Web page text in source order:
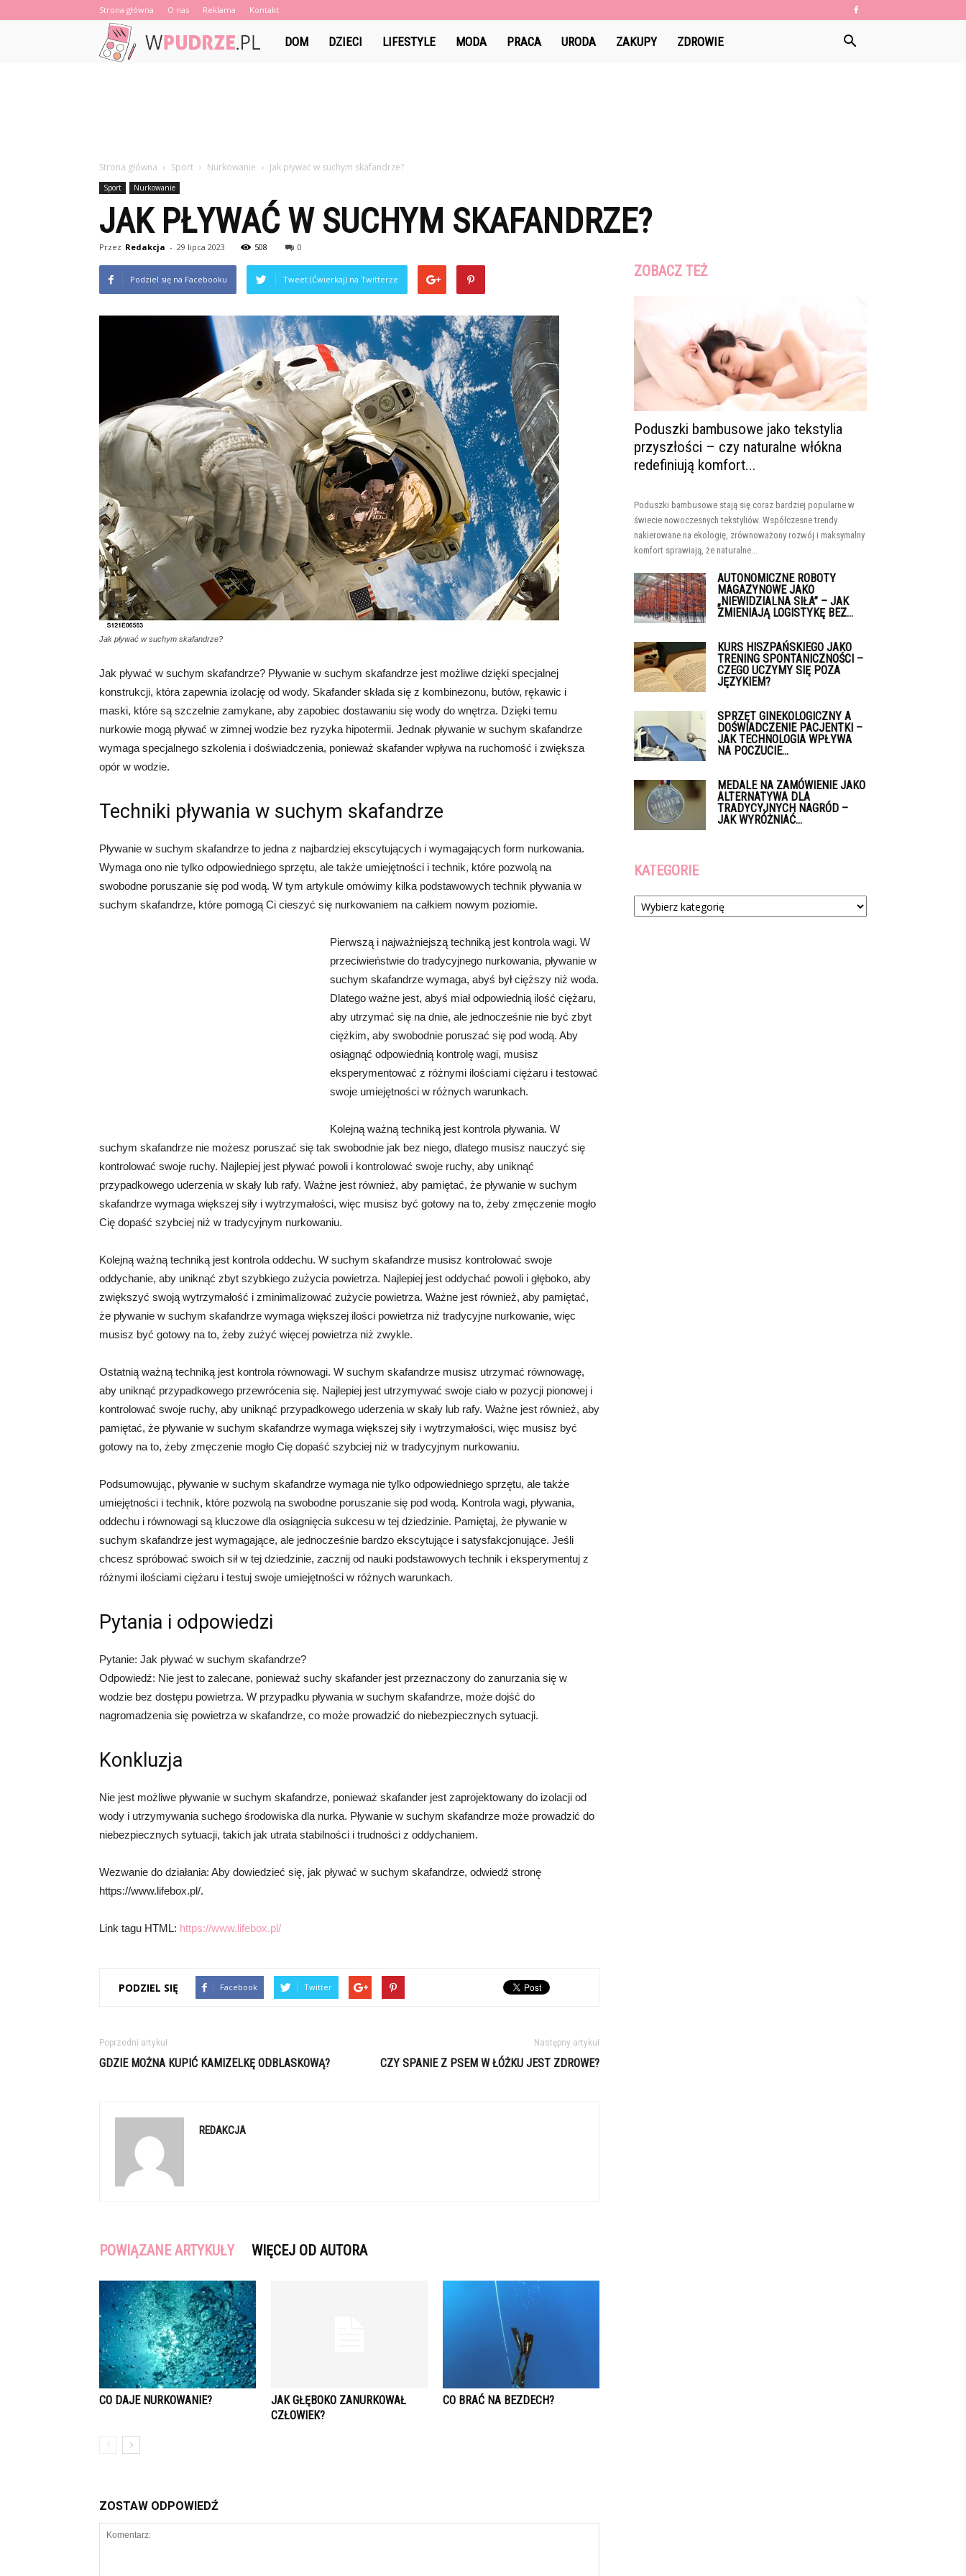
Strona główna O nas Reklama Kontakt
wPudrze.pl
DOM DZIECI LIFESTYLE MODA PRACA URODA ZAKUPY ZDROWIE
Strona główna Sport Nurkowanie Jak pływać w suchym skafandrze?
Sport Nurkowanie
JAK PŁYWAĆ W SUCHYM SKAFANDRZE?
Przez Redakcja - 29 lipca 2023 508 0
Podziel się na Facebooku Tweet (Ćwierkaj) na Twitterze
Jak pływać w suchym skafandrze?
Jak pływać w suchym skafandrze? Pływanie w suchym skafandrze jest możliwe dzięki specjalnej
konstrukcji, która zapewnia izolację od wody. Skafander składa się z kombinezonu, butów, rękawic i
maski, które są szczelnie zamykane, aby zapobiec dostawaniu się wody do wnętrza. Dzięki temu
nurkowie mogą pływać w zimnej wodzie bez ryzyka hipotermii. Jednak pływanie w suchym skafandrze
wymaga specjalnego szkolenia i doświadczenia, ponieważ skafander wpływa na ruchomość i zwiększa
opór w wodzie.
Techniki pływania w suchym skafandrze
Pływanie w suchym skafandrze to jedna z najbardziej ekscytujących i wymagających form nurkowania.
Wymaga ono nie tylko odpowiedniego sprzętu, ale także umiejętności i technik, które pozwolą na
swobodne poruszanie się pod wodą. W tym artykule omówimy kilka podstawowych technik pływania w
suchym skafandrze, które pomogą Ci cieszyć się nurkowaniem na całkiem nowym poziomie.
Pierwszą i najważniejszą techniką jest kontrola wagi. W
przeciwieństwie do tradycyjnego nurkowania, pływanie w
suchym skafandrze wymaga, abyś był cięższy niż woda.
Dlatego ważne jest, abyś miał odpowiednią ilość ciężaru,
aby utrzymać się na dnie, ale jednocześnie nie być zbyt
ciężkim, aby swobodnie poruszać się pod wodą. Aby
osiągnąć odpowiednią kontrolę wagi, musisz
eksperymentować z różnymi ilościami ciężaru i testować
swoje umiejętności w różnych warunkach.
Kolejną ważną techniką jest kontrola pływania. W
suchym skafandrze nie możesz poruszać się tak swobodnie jak bez niego, dlatego musisz nauczyć się
kontrolować swoje ruchy. Najlepiej jest pływać powoli i kontrolować swoje ruchy, aby uniknąć
przypadkowego uderzenia w skały lub rafy. Ważne jest również, aby pamiętać, że pływanie w suchym
skafandrze wymaga większej siły i wytrzymałości, więc musisz być gotowy na to, żeby zmęczenie mogło
Cię dopaść szybciej niż w tradycyjnym nurkowaniu.
Kolejną ważną techniką jest kontrola oddechu. W suchym skafandrze musisz kontrolować swoje
oddychanie, aby uniknąć zbyt szybkiego zużycia powietrza. Najlepiej jest oddychać powoli i głęboko, aby
zwiększyć swoją wytrzymałość i zminimalizować zużycie powietrza. Ważne jest również, aby pamiętać,
że pływanie w suchym skafandrze wymaga większej ilości powietrza niż tradycyjne nurkowanie, więc
musisz być gotowy na to, żeby zużyć więcej powietrza niż zwykle.
Ostatnią ważną techniką jest kontrola równowagi. W suchym skafandrze musisz utrzymać równowagę,
aby uniknąć przypadkowego przewrócenia się. Najlepiej jest utrzymywać swoje ciało w pozycji pionowej i
kontrolować swoje ruchy, aby uniknąć przypadkowego uderzenia w skały lub rafy. Ważne jest również, aby
pamiętać, że pływanie w suchym skafandrze wymaga większej siły i wytrzymałości, więc musisz być
gotowy na to, żeby zmęczenie mogło Cię dopaść szybciej niż w tradycyjnym nurkowaniu.
Podsumowując, pływanie w suchym skafandrze wymaga nie tylko odpowiedniego sprzętu, ale także
umiejętności i technik, które pozwolą na swobodne poruszanie się pod wodą. Kontrola wagi, pływania,
oddechu i równowagi są kluczowe dla osiągnięcia sukcesu w tej dziedzinie. Pamiętaj, że pływanie w
suchym skafandrze jest wymagające, ale jednocześnie bardzo ekscytujące i satysfakcjonujące. Jeśli
chcesz spróbować swoich sił w tej dziedzinie, zacznij od nauki podstawowych technik i eksperymentuj z
różnymi ilościami ciężaru i testuj swoje umiejętności w różnych warunkach.
Pytania i odpowiedzi
Pytanie: Jak pływać w suchym skafandrze?
Odpowiedź: Nie jest to zalecane, ponieważ suchy skafander jest przeznaczony do zanurzania się w
wodzie bez dostępu powietrza. W przypadku pływania w suchym skafandrze, może dojść do
nagromadzenia się powietrza w skafandrze, co może prowadzić do niebezpiecznych sytuacji.
Konkluzja
Nie jest możliwe pływanie w suchym skafandrze, ponieważ skafander jest zaprojektowany do izolacji od
wody i utrzymywania suchego środowiska dla nurka. Pływanie w suchym skafandrze może prowadzić do
niebezpiecznych sytuacji, takich jak utrata stabilności i trudności z oddychaniem.
Wezwanie do działania: Aby dowiedzieć się, jak pływać w suchym skafandrze, odwiedź stronę
https://www.lifebox.pl/.
Link tagu HTML: https://www.lifebox.pl/
PODZIEL SIĘ Facebook Twitter
Poprzedni artykuł
GDZIE MOŻNA KUPIĆ KAMIZELKĘ ODBLASKOWĄ?
Następny artykuł
CZY SPANIE Z PSEM W ŁÓŻKU JEST ZDROWE?
REDAKCJA
POWIĄZANE ARTYKUŁY WIĘCEJ OD AUTORA
CO DAJE NURKOWANIE?
JAK GŁĘBOKO ZANURKOWAŁ
CZŁOWIEK?
CO BRAĆ NA BEZDECH?
ZOSTAW ODPOWIEDŹ
ZOBACZ TEŻ
Poduszki bambusowe jako tekstylia
przyszłości – czy naturalne włókna
redefiniują komfort...
Poduszki bambusowe stają się coraz bardziej popularne w
świecie nowoczesnych tekstyliów. Współczesne trendy
nakierowane na ekologię, zrównoważony rozwój i maksymalny
komfort sprawiają, że naturalne...
AUTONOMICZNE ROBOTY
MAGAZYNOWE JAKO
„NIEWIDZIALNA SIŁA” – JAK
ZMIENIAJĄ LOGISTYKĘ BEZ...
KURS HISZPAŃSKIEGO JAKO
TRENING SPONTANICZNOŚCI –
CZEGO UCZYMY SIĘ POZA
JĘZYKIEM?
SPRZĘT GINEKOLOGICZNY A
DOŚWIADCZENIE PACJENTKI –
JAK TECHNOLOGIA WPŁYWA
NA POCZUCIE...
MEDALE NA ZAMÓWIENIE JAKO
ALTERNATYWA DLA
TRADYCYJNYCH NAGRÓD –
JAK WYRÓŻNIAĆ...
KATEGORIE
Kategorie